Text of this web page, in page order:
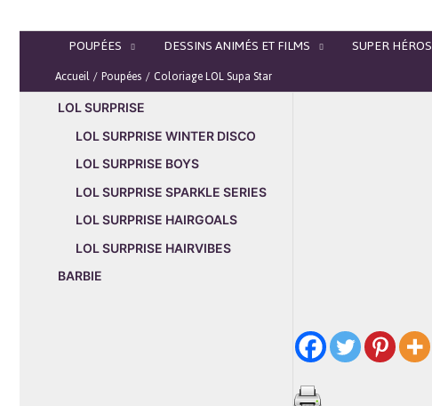
POUPÉES DESSINS ANIMÉS ET FILMS SUPER HÉROS
Accueil Poupées Coloriage LOL Supa Star
LOL SURPRISE
LOL SURPRISE WINTER DISCO
LOL SURPRISE BOYS
LOL SURPRISE SPARKLE SERIES
LOL SURPRISE HAIRGOALS
LOL SURPRISE HAIRVIBES
BARBIE